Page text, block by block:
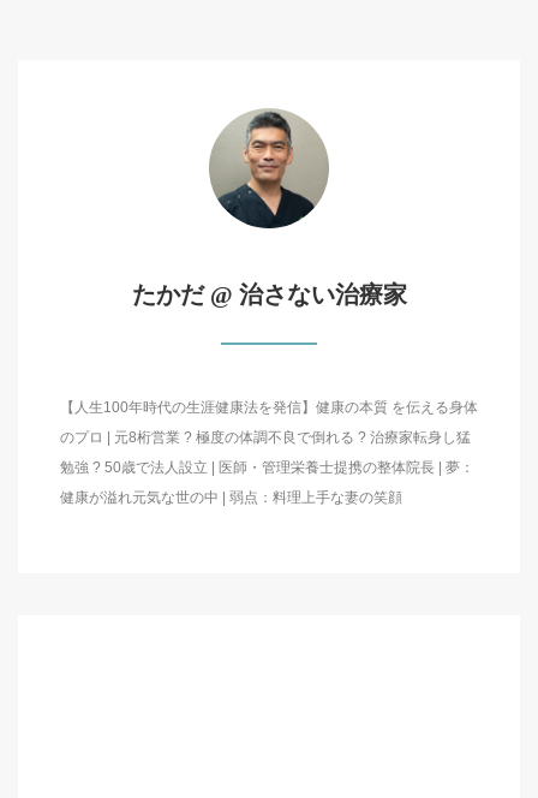
たかだ @ 治さない治療家
【人生100年時代の生涯健康法を発信】健康の本質 を伝える身体
のプロ | 元8桁営業 ? 極度の体調不良で倒れる ? 治療家転身し猛
勉強 ? 50歳で法人設立 | 医師・管理栄養士提携の整体院長 | 夢：
健康が溢れ元気な世の中 | 弱点：料理上手な妻の笑顔